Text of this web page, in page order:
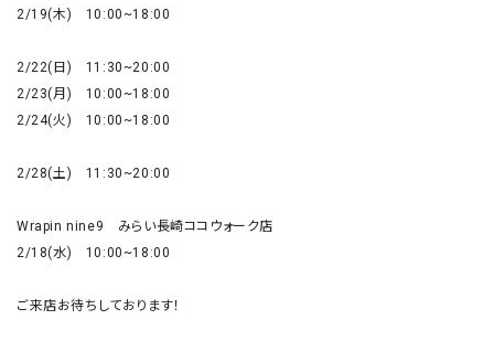
2/19(木)　10:00~18:00
2/22(日)　11:30~20:00
2/23(月)　10:00~18:00
2/24(火)　10:00~18:00
2/28(土)　11:30~20:00
Wrapin nine9　みらい長崎ココウォーク店
2/18(水)　10:00~18:00
ご来店お待ちしております！